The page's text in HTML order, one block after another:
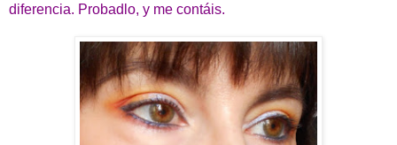
diferencia. Probadlo, y me contáis.